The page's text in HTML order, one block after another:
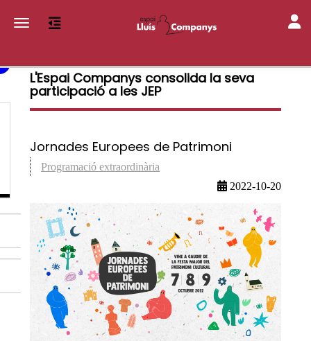
Toggle navigation
L'Espai Companys consolida la seva
participació a les JEP
Jornades Europees de Patrimoni
Programació extraordinària
2022-10-20